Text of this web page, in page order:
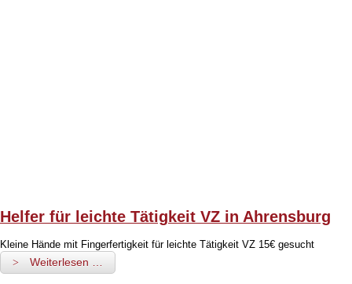
Helfer für leichte Tätigkeit VZ in Ahrensburg
Kleine Hände mit Fingerfertigkeit für leichte Tätigkeit VZ 15€ gesucht
Weiterlesen …